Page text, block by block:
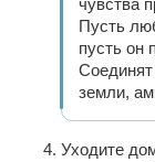
чувства
Пусть
пусть он
земли,
Уходите